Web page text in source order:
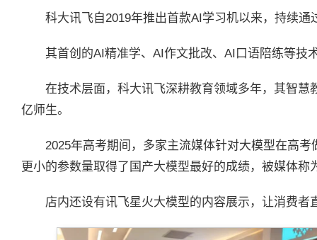
科大讯飞自2019年推出首款AI学习机以来，持续
其首创的AI精准学、AI作文批改、AI口语陪练等技
在技术层面，科大讯飞深耕教育领域多年，其智
亿师生。
2025年高考期间，多家主流媒体针对大模型在高
更小的参数量取得了国产大模型最好的成绩，被媒体称
店内还设有讯飞星火大模型的内容展示，让消费